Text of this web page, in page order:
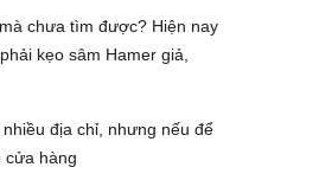
chưa tìm được? Hiện nay
kẹo sâm Hamer giả,
địa chỉ, nhưng nếu để
cửa hàng